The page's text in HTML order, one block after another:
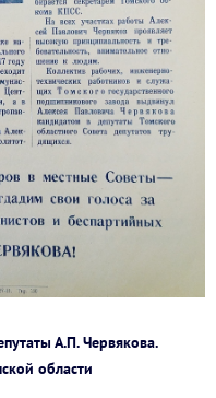
А.П. Червякова.
области